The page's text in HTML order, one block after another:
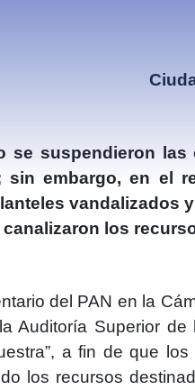
se suspendieron
sin embargo, en el
vandalizados
los
del PAN en la
Auditoría Superior
a fin de que
los recursos